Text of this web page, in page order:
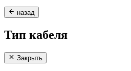
назад
Тип кабеля
Закрыть